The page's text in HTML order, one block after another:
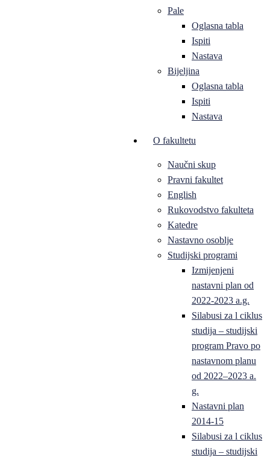
Pale
Oglasna tabla
Ispiti
Nastava
Bijeljina
Oglasna tabla
Ispiti
Nastava
O fakultetu
Naučni skup
Pravni fakultet
English
Rukovodstvo fakulteta
Katedre
Nastavno osoblje
Studijski programi
Izmijenjeni
nastavni plan od
2022-2023 a.g.
Silabusi za l ciklus
studija – studijski
program Pravo po
nastavnom planu
od 2022–2023 a.
g.
Nastavni plan
2014-15
Silabusi za l ciklus
studija – studijski